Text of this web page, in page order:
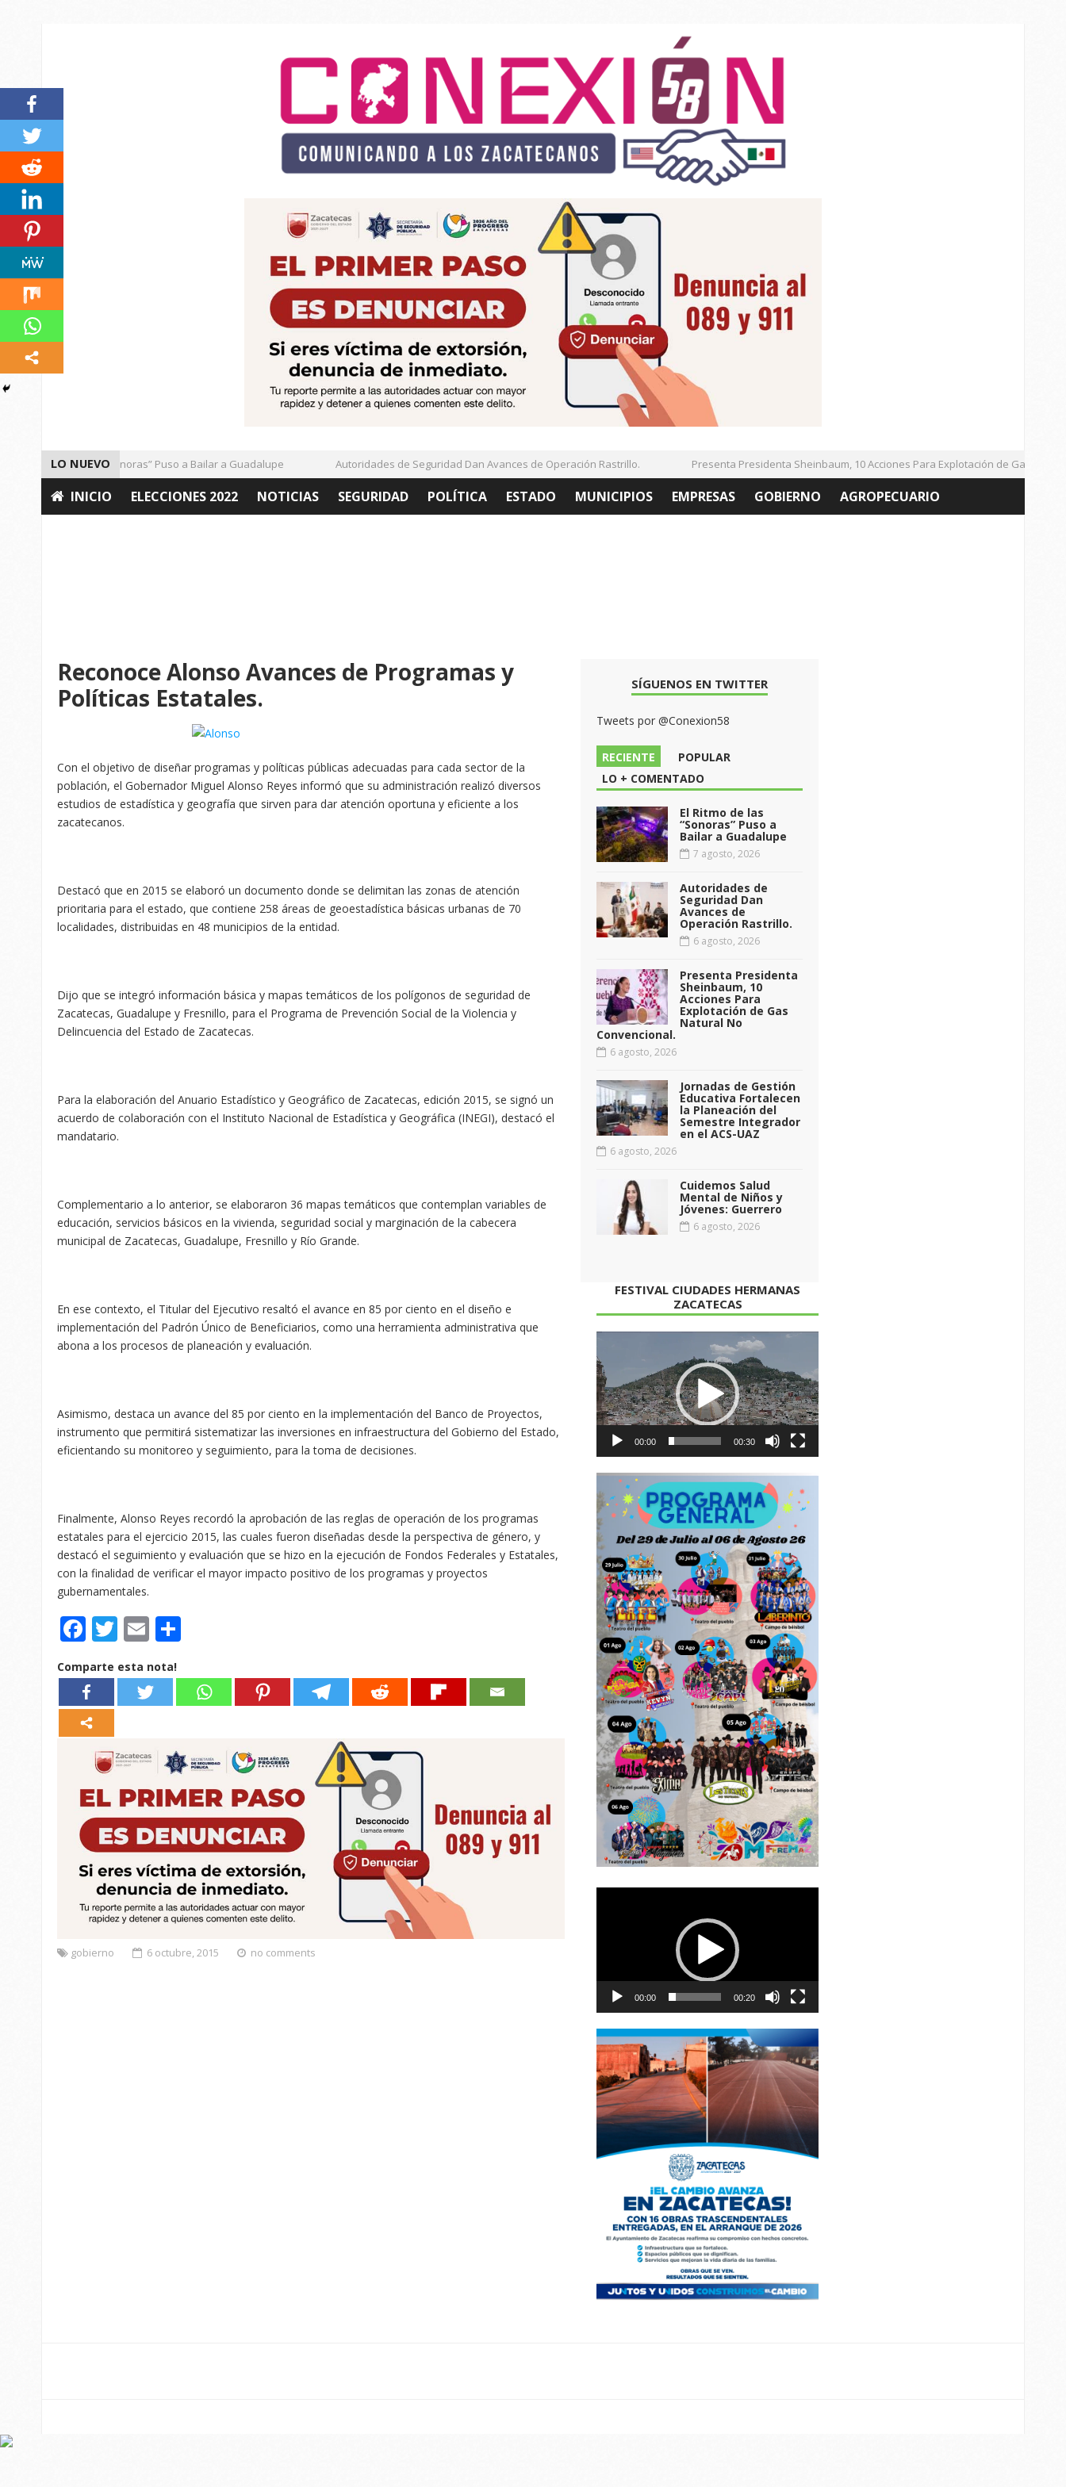
LO NUEVO
El Ritmo de las “Sonoras” Puso a Bailar a Guadalupe Autoridades de Seguridad Dan Avances de Operación Rastrillo. Presenta Presidenta Sheinbaum, 10 Acciones Para Explotación de Gas Natural
INICIO ELECCIONES 2022 NOTICIAS SEGURIDAD POLÍTICA ESTADO MUNICIPIOS EMPRESAS GOBIERNO AGROPECUARIO
Reconoce Alonso Avances de Programas y
Políticas Estatales.
Con el objetivo de diseñar programas y políticas públicas adecuadas para cada sector de la
población, el Gobernador Miguel Alonso Reyes informó que su administración realizó diversos
estudios de estadística y geografía que sirven para dar atención oportuna y eficiente a los
zacatecanos.
Destacó que en 2015 se elaboró un documento donde se delimitan las zonas de atención
prioritaria para el estado, que contiene 258 áreas de geoestadística básicas urbanas de 70
localidades, distribuidas en 48 municipios de la entidad.
Dijo que se integró información básica y mapas temáticos de los polígonos de seguridad de
Zacatecas, Guadalupe y Fresnillo, para el Programa de Prevención Social de la Violencia y
Delincuencia del Estado de Zacatecas.
Para la elaboración del Anuario Estadístico y Geográfico de Zacatecas, edición 2015, se signó un
acuerdo de colaboración con el Instituto Nacional de Estadística y Geográfica (INEGI), destacó el
mandatario.
Complementario a lo anterior, se elaboraron 36 mapas temáticos que contemplan variables de
educación, servicios básicos en la vivienda, seguridad social y marginación de la cabecera
municipal de Zacatecas, Guadalupe, Fresnillo y Río Grande.
En ese contexto, el Titular del Ejecutivo resaltó el avance en 85 por ciento en el diseño e
implementación del Padrón Único de Beneficiarios, como una herramienta administrativa que
abona a los procesos de planeación y evaluación.
Asimismo, destaca un avance del 85 por ciento en la implementación del Banco de Proyectos,
instrumento que permitirá sistematizar las inversiones en infraestructura del Gobierno del Estado,
eficientando su monitoreo y seguimiento, para la toma de decisiones.
Finalmente, Alonso Reyes recordó la aprobación de las reglas de operación de los programas
estatales para el ejercicio 2015, las cuales fueron diseñadas desde la perspectiva de género, y
destacó el seguimiento y evaluación que se hizo en la ejecución de Fondos Federales y Estatales,
con la finalidad de verificar el mayor impacto positivo de los programas y proyectos
gubernamentales.
Facebook
Twitter
Email
Comparte esta nota!
gobierno 6 octubre, 2015 no comments
SÍGUENOS EN TWITTER
Tweets por @Conexion58
RECIENTE
POPULAR
LO + COMENTADO
El Ritmo de las
“Sonoras” Puso a
Bailar a Guadalupe
7 agosto, 2026
Autoridades de
Seguridad Dan
Avances de
Operación Rastrillo.
6 agosto, 2026
Presenta Presidenta
Sheinbaum, 10
Acciones Para
Explotación de Gas
Natural No
Convencional.
6 agosto, 2026
Jornadas de Gestión
Educativa Fortalecen
la Planeación del
Semestre Integrador
en el ACS-UAZ
6 agosto, 2026
Cuidemos Salud
Mental de Niños y
Jóvenes: Guerrero
6 agosto, 2026
FESTIVAL CIUDADES HERMANAS
ZACATECAS
de
vídeo
00:00 00:30
00:00 00:20